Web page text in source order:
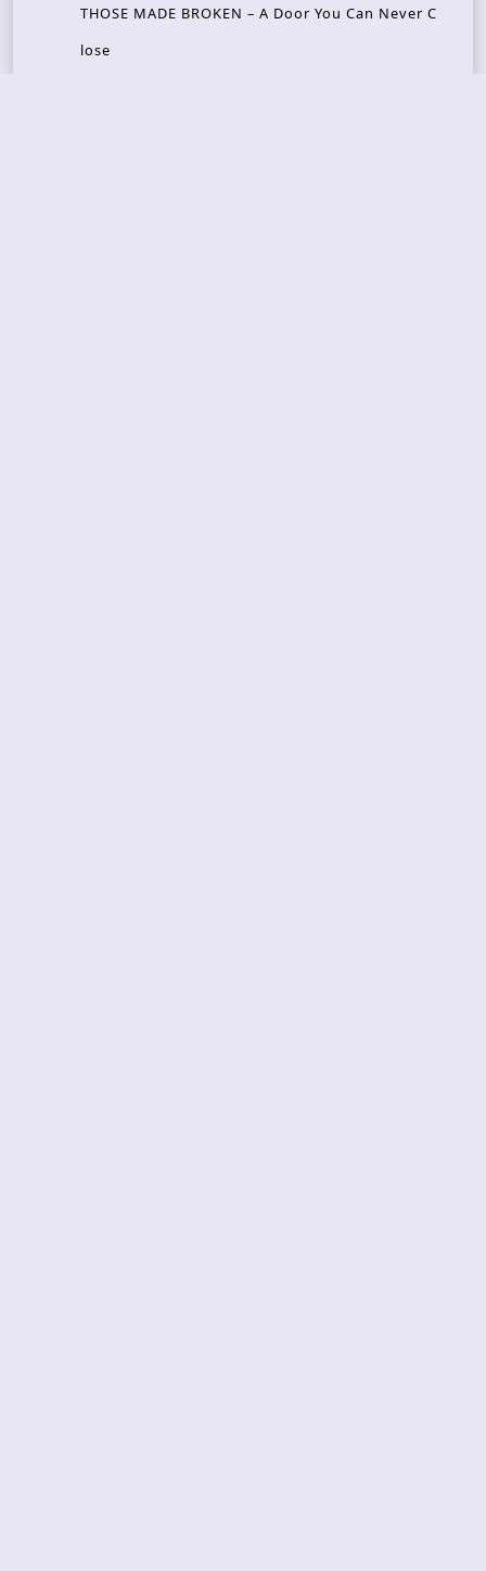
THOSE MADE BROKEN – A Door You Can Never C
lose